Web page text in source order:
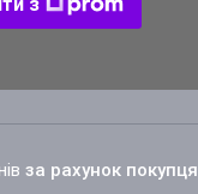
за рахунок покупця